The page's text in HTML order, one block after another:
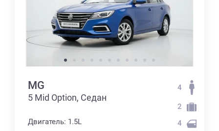
MG
5 Mid Option, Седан
Двигатель: 1.5L
4
2
4